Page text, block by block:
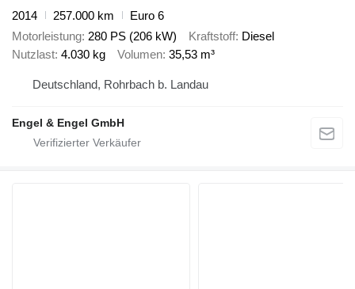
2014
257.000 km
Euro 6
Motorleistung 280 PS (206 kW) Kraftstoff Diesel
Nutzlast 4.030 kg Volumen 35,53 m³
Deutschland, Rohrbach b. Landau
Engel & Engel GmbH